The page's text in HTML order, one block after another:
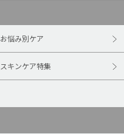
お悩み別ケア
スキンケア特集